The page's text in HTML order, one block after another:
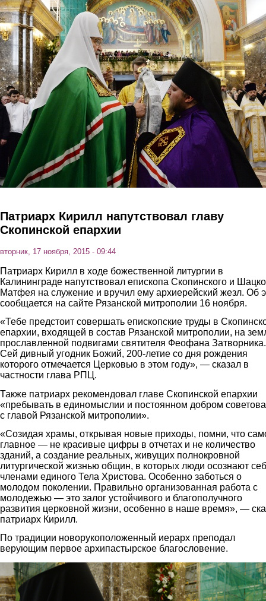
Перейти к основному содержанию
Патриарх Кирилл напутствовал главу
Скопинской епархии
вторник, 17 ноября, 2015 - 09:44
Патриарх Кирилл в ходе божественной литургии в
Калининграде напутствовал епископа Скопинского и
Матфея на служение и вручил ему архиерейский жезл. Об
сообщается на сайте Рязанской митрополии 16 ноября.
«Тебе предстоит совершать епископские труды в
епархии, входящей в состав Рязанской митрополии, на
прославленной подвигами святителя Феофана Затворника.
Сей дивный угодник Божий, 200-летие со дня рождения
которого отмечается Церковью в этом году», — сказал в
частности глава РПЦ.
Также патриарх рекомендовал главе Скопинской епархии
«пребывать в единомыслии и постоянном добром
с главой Рязанской митрополии».
«Созидая храмы, открывая новые приходы, помни, что
главное — не красивые цифры в отчетах и не количество
зданий, а создание реальных, живущих полнокровной
литургической жизнью общин, в которых люди осознают
членами единого Тела Христова. Особенно заботься о
молодом поколении. Правильно организованная работа с
молодежью — это залог устойчивого и благополучного
развития церковной жизни, особенно в наше время», —
патриарх Кирилл.
По традиции новорукоположенный иерарх преподал
верующим первое архипастырское благословение.
2.jpg